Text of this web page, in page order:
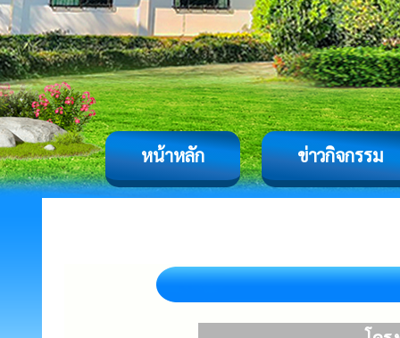
หน้าหลัก ข่าวกิจกรรม